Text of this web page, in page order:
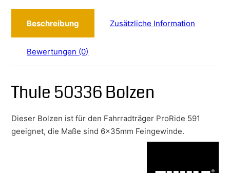
Beschreibung Zusätzliche Information
Bewertungen (0)
Thule 50336 Bolzen
Dieser Bolzen ist für den Fahrradträger ProRide 591
geeignet, die Maße sind 6x35mm Feingewinde.